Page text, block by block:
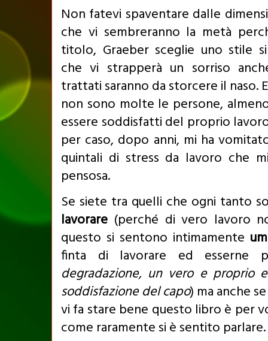
Non fatevi spaventare dalle
che vi sembreranno la metà
titolo, Graeber sceglie uno stile
che vi strapperà un sorriso
trattati saranno da storcere il naso.
non sono molte le persone,
essere soddisfatti del proprio
per caso, dopo anni, mi ha
quintali di stress da lavoro che
pensosa.
Se siete tra quelli che ogni tanto
lavorare (perché di vero lavoro
questo si sentono intimamente
finta di lavorare ed esserne
degradazione, un vero e proprio
soddisfazione del capo) ma anche
vi fa stare bene questo libro è per
come raramente si è sentito parlare.